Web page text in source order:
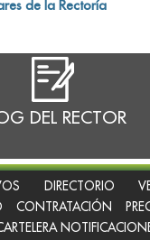
DEL RECTOR
de la Rectoría
DIRECTORIO
CONTRATACIÓN